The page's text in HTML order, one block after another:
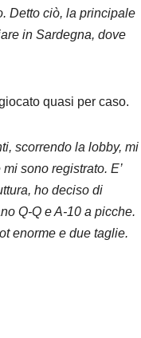
Detto ciò, la principale
in Sardegna, dove
quasi per caso.
scorrendo la lobby, mi
sono registrato. E’
ho deciso di
Q-Q e A-10 a picche.
enorme e due taglie.